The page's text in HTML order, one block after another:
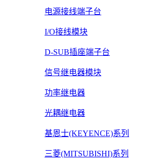
电源接线端子台
I/O接线模块
D-SUB插座端子台
信号继电器模块
功率继电器
光耦继电器
基恩士(KEYENCE)系列
三菱(MITSUBISHI)系列